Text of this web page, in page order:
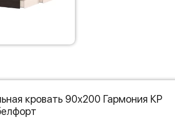
кровать 90х200 Гармония КР